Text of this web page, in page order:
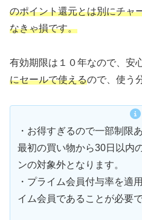
のポイント還元とは別にチャ
なきゃ損です。
有効期限は１０年なので、安
にセールで使えるので、使う
・お得すぎるので一部制限
最初の買い物から30日以内
ンの対象外となります。
・プライム会員付与率を適
イム会員であることが必要で